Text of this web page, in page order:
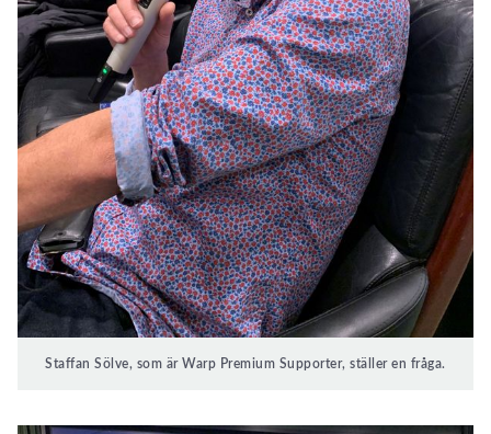
Staffan Sölve, som är Warp Premium Supporter, ställer en fråga.